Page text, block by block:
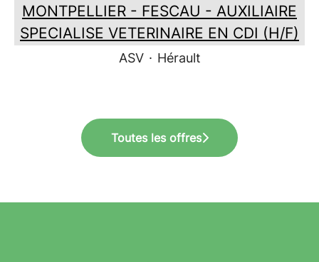
MONTPELLIER - FESCAU - AUXILIAIRE
SPECIALISE VETERINAIRE EN CDI (H/F)
ASV · Hérault
Toutes les offres